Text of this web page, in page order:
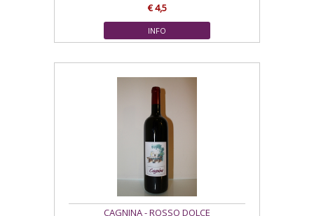
€ 4,5
INFO
CAGNINA - ROSSO DOLCE